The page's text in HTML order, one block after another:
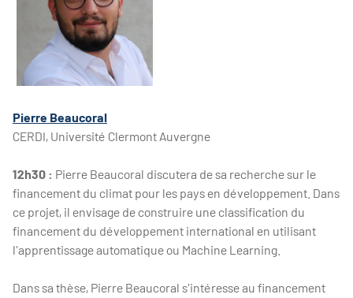
Pierre Beaucoral
CERDI, Université Clermont Auvergne
12h30 : Pierre Beaucoral discutera de sa recherche sur le
financement du climat pour les pays en développement. Dans
ce projet, il envisage de construire une classification du
financement du développement international en utilisant
l'apprentissage automatique ou Machine Learning.
Dans sa thèse, Pierre Beaucoral s'intéresse au financement